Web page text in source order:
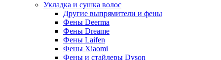
Укладка и сушка волос
Другие выпрямители и фены
Фены Deerma
Фены Dreame
Фены Laifen
Фены Xiaomi
Фены и стайлеры Dyson